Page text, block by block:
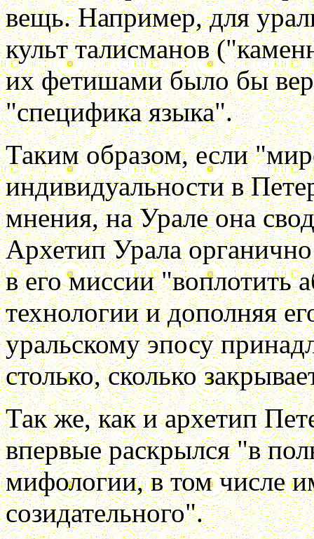
вещь. Например, для
культ талисманов
их фетишами было бы
"специфика языка".
Таким образом, если
индивидуальности в
мнения, на Урале она
Архетип Урала
в его миссии "воплотить
технологии и дополняя
уральскому эпосу
столько, сколько
Так же, как и архетип
впервые раскрылся "в
мифологии, в том числе
созидательного".